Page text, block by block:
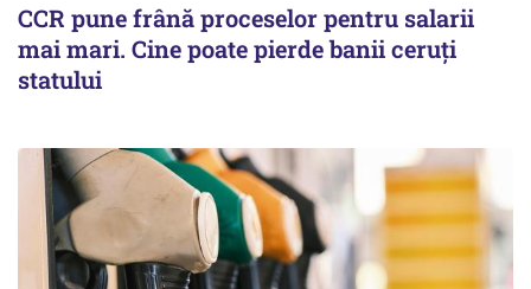
CCR pune frână proceselor pentru salarii
mai mari. Cine poate pierde banii ceruți
statului